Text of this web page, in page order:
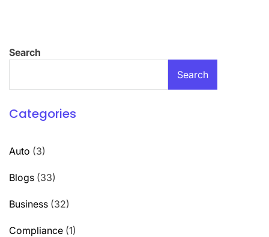
Search
Search
Categories
Auto (3)
Blogs (33)
Business (32)
Compliance (1)